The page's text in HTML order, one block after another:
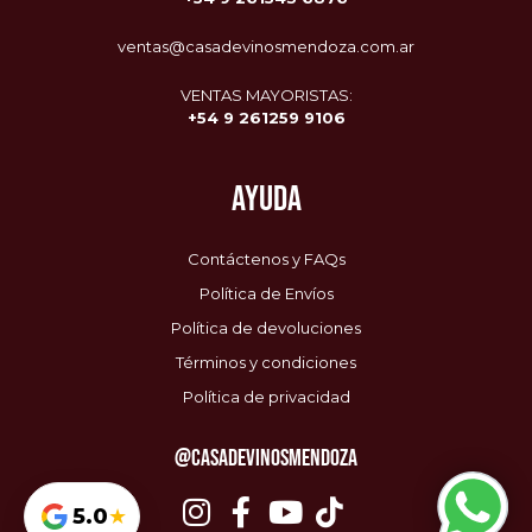
ventas@casadevinosmendoza.com.ar
VENTAS MAYORISTAS:
+54 9 261259 9106
AYUDA
Contáctenos y FAQs
Política de Envíos
Política de devoluciones
Términos y condiciones
Política de privacidad
@CASADEVINOSMENDOZA
5.0★
Envío Gratis
$0 / $85.000